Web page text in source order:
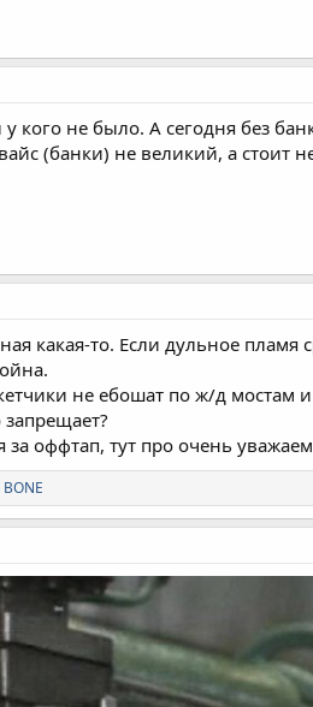
кого не было. А сегодня без
(банки) не великий, а стоит
какая-то. Если дульное
не ебошат по ж/д мостам
запрещает?
оффтап, тут про очень
BONE